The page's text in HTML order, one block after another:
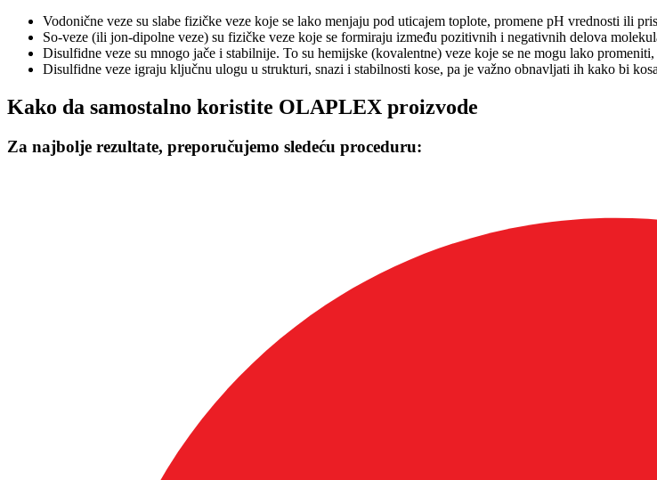
Vodonične veze su slabe fizičke veze koje se lako menjaju pod uticajem toplote, promene pH vrednosti ili
So-veze (ili jon-dipolne veze) su fizičke veze koje se formiraju između pozitivnih i negativnih delova
Disulfidne veze su mnogo jače i stabilnije. To su hemijske (kovalentne) veze koje se ne mogu lako
Disulfidne veze igraju ključnu ulogu u strukturi, snazi i stabilnosti kose, pa je važno obnavljati ih kako bi
Kako da samostalno koristite OLAPLEX proizvode
Za najbolje rezultate, preporučujemo sledeću proceduru: